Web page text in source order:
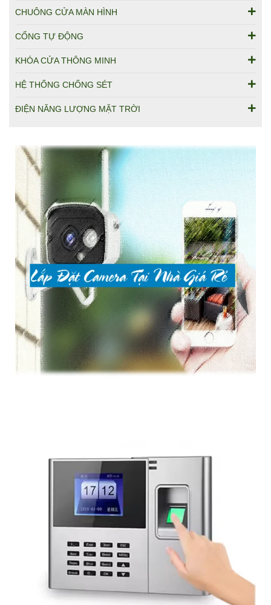
CHUÔNG CỬA MÀN HÌNH
CỔNG TỰ ĐỘNG
KHÓA CỬA THÔNG MINH
HỆ THỐNG CHỐNG SÉT
ĐIỆN NĂNG LƯỢNG MẶT TRỜI